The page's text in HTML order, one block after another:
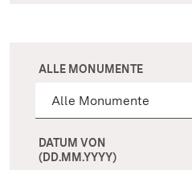
ALLE MONUMENTE
DATUM VON
(DD.MM.YYYY)